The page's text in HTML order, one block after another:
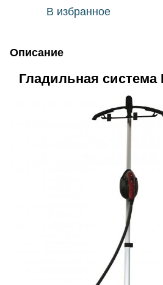
В избранное
Описание
Гладильная система